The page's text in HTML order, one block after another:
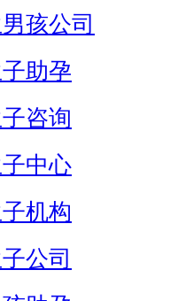
孩公司
助孕
咨询
中心
机构
公司